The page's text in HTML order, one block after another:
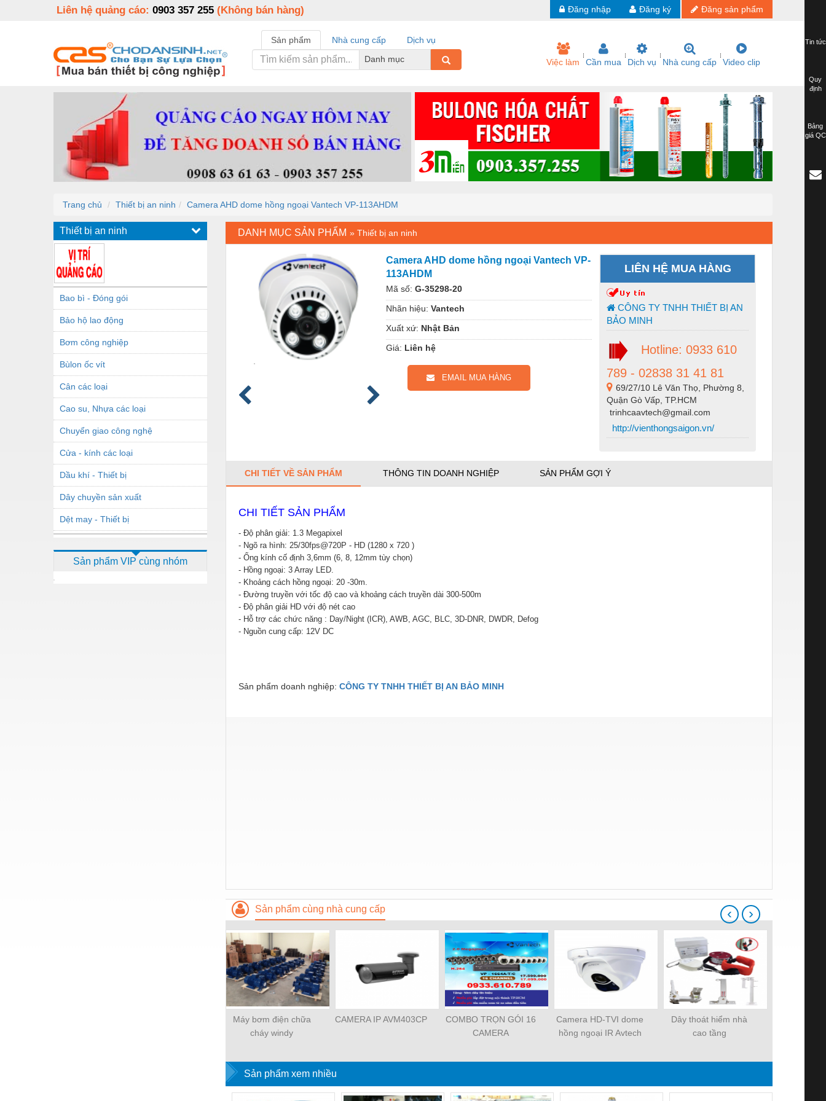
Liên hệ quảng cáo: 0903 357 255 (Không bán hàng) Đăng sản phẩm
Đăng ký
Đăng nhập
Sản phẩm Nhà cung cấp
Dịch vụ
Danh mục
Việc làm Cần mua Dịch vụ Nhà cung cấp Video clip
Trang chủ Thiết bị an ninh Camera AHD dome hồng ngoại Vantech VP-113AHDM
Thiết bị an ninh
Bao bì - Đóng gói
Bảo hộ lao động
Bơm công nghiệp
Bùlon ốc vít
Cân các loại
Cao su, Nhựa các loại
Chuyển giao công nghệ
Cửa - kính các loại
Dầu khí - Thiết bị
Dây chuyền sản xuất
Dệt may - Thiết bị
Dịch vụ - Thi công
Sản phẩm VIP cùng nhóm
DANH MỤC SẢN PHẨM » Thiết bị an ninh
Camera AHD dome hồng ngoại Vantech VP-
113AHDM
Mã số: G-35298-20
Nhãn hiệu: Vantech
Xuất xứ: Nhật Bản
Giá: Liên hệ
EMAIL MUA HÀNG
LIÊN HỆ MUA HÀNG
CÔNG TY TNHH THIẾT BỊ AN
BẢO MINH
Hotline: 0933 610
789 - 02838 31 41 81
69/27/10 Lê Văn Thọ, Phường 8,
Quận Gò Vấp, TP.HCM
trinhcaavtech@gmail.com
http://vienthongsaigon.vn/
CHI TIẾT VỀ SẢN PHẨM THÔNG TIN DOANH NGHIỆP SẢN PHẨM GỢI Ý
CHI TIẾT SẢN PHẨM
- Độ phân giải: 1.3 Megapixel
- Ngõ ra hình: 25/30fps@720P - HD (1280 x 720 )
- Ống kính cố định 3,6mm (6, 8, 12mm tùy chọn)
- Hồng ngoại: 3 Array LED.
- Khoảng cách hồng ngoại: 20 -30m.
- Đường truyền với tốc độ cao và khoảng cách truyền dài 300-500m
- Độ phân giải HD với độ nét cao
- Hỗ trợ các chức năng : Day/Night (ICR), AWB, AGC, BLC, 3D-DNR, DWDR, Defog
- Nguồn cung cấp: 12V DC
Sản phẩm doanh nghiệp: CÔNG TY TNHH THIẾT BỊ AN BẢO MINH
Sản phẩm cùng nhà cung cấp
Máy bơm điện chữa
cháy windy
CAMERA IP AVM403CP
COMBO TRỌN GÓI 16
CAMERA
Camera HD-TVI dome
hồng ngoại IR Avtech
Dây thoát hiểm nhà
cao tầng
‹ ›
Sản phẩm xem nhiều
Tin tức
Quy
định
Bảng
giá QC